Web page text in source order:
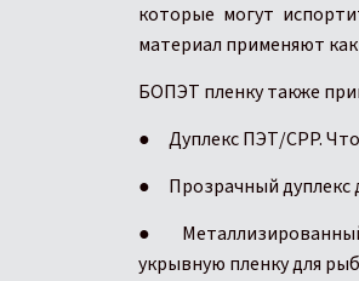
которые могут
материал применяют
БОПЭТ пленку также
●
Дуплекс ПЭТ/CPP.
●
Прозрачный дуплекс
●
укрывную пленку для